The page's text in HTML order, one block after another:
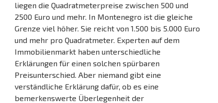
liegen die Quadratmeterpreise zwischen 500 und
2500 Euro und mehr. In Montenegro ist die gleiche
Grenze viel höher. Sie reicht von 1.500 bis 5.000 Euro
und mehr pro Quadratmeter. Experten auf dem
Immobilienmarkt haben unterschiedliche
Erklärungen für einen solchen spürbaren
Preisunterschied. Aber niemand gibt eine
verständliche Erklärung dafür, ob es eine
bemerkenswerte Überlegenheit der